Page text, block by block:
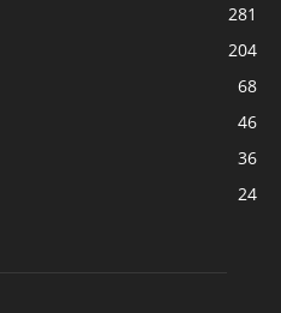
281
204
68
46
36
24